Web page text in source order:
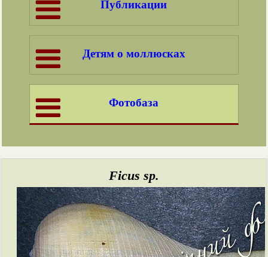
Публикации
Детям о моллюсках
Фотобаза
Ficus sp.